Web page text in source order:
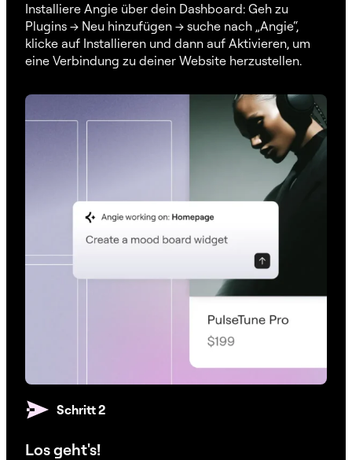
Installiere Angie über dein Dashboard: Geh zu
Plugins → Neu hinzufügen → suche nach „Angie“,
klicke auf Installieren und dann auf Aktivieren, um
eine Verbindung zu deiner Website herzustellen.
Schritt 2
Los geht's!